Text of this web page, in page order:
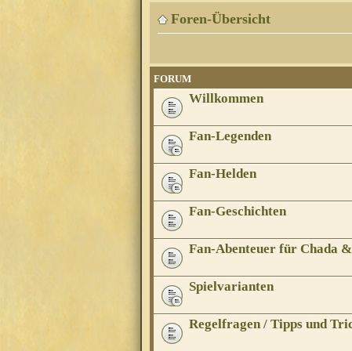
Foren-Übersicht
FORUM
Willkommen
Fan-Legenden
Fan-Helden
Fan-Geschichten
Fan-Abenteuer für Chada
Spielvarianten
Regelfragen / Tipps und